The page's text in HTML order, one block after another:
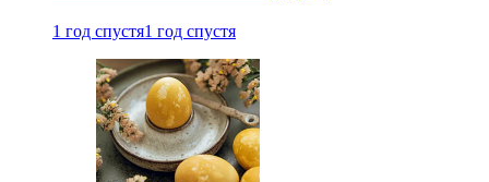
1 год спустя1 год спустя